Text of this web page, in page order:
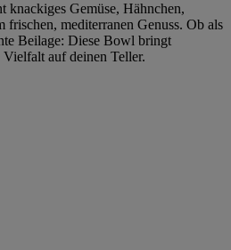
Gemüse, Hähnchen,
mediterranen Genuss. Ob als
Beilage: Diese Bowl bringt
auf deinen Teller.